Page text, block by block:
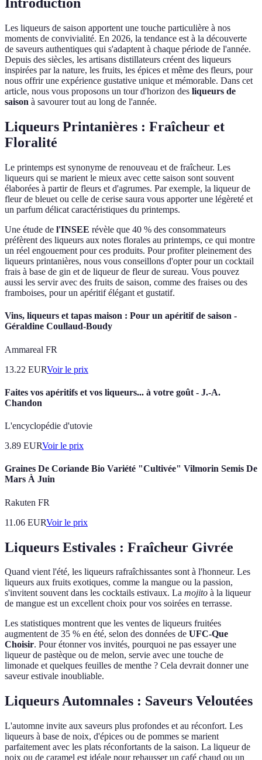
Introduction
Les liqueurs de saison apportent une touche particulière à nos
moments de convivialité. En 2026, la tendance est à la découverte
de saveurs authentiques qui s'adaptent à chaque période de l'année.
Depuis des siècles, les artisans distillateurs créent des liqueurs
inspirées par la nature, les fruits, les épices et même des fleurs, pour
nous offrir une expérience gustative unique et mémorable. Dans cet
article, nous vous proposons un tour d'horizon des liqueurs de
saison à savourer tout au long de l'année.
Liqueurs Printanières : Fraîcheur et
Floralité
Le printemps est synonyme de renouveau et de fraîcheur. Les
liqueurs qui se marient le mieux avec cette saison sont souvent
élaborées à partir de fleurs et d'agrumes. Par exemple, la liqueur de
fleur de bleuet ou celle de cerise saura vous apporter une légèreté et
un parfum délicat caractéristiques du printemps.
Une étude de l'INSEE révèle que 40 % des consommateurs
préfèrent des liqueurs aux notes florales au printemps, ce qui montre
un réel engouement pour ces produits. Pour profiter pleinement des
liqueurs printanières, nous vous conseillons d'opter pour un cocktail
frais à base de gin et de liqueur de fleur de sureau. Vous pouvez
aussi les servir avec des fruits de saison, comme des fraises ou des
framboises, pour un apéritif élégant et gustatif.
Vins, liqueurs et tapas maison : Pour un apéritif de saison -
Géraldine Coullaud-Boudy
Ammareal FR
13.22 EURVoir le prix
Faites vos apéritifs et vos liqueurs... à votre goût - J.-A.
Chandon
L'encyclopédie d'utovie
3.89 EURVoir le prix
Graines De Coriande Bio Variété "Cultivée" Vilmorin Semis De
Mars À Juin
Rakuten FR
11.06 EURVoir le prix
Liqueurs Estivales : Fraîcheur Givrée
Quand vient l'été, les liqueurs rafraîchissantes sont à l'honneur. Les
liqueurs aux fruits exotiques, comme la mangue ou la passion,
s'invitent souvent dans les cocktails estivaux. La mojito à la liqueur
de mangue est un excellent choix pour vos soirées en terrasse.
Les statistiques montrent que les ventes de liqueurs fruitées
augmentent de 35 % en été, selon des données de UFC-Que
Choisir. Pour étonner vos invités, pourquoi ne pas essayer une
liqueur de pastèque ou de melon, servie avec une touche de
limonade et quelques feuilles de menthe ? Cela devrait donner une
saveur estivale inoubliable.
Liqueurs Automnales : Saveurs Veloutées
L'automne invite aux saveurs plus profondes et au réconfort. Les
liqueurs à base de noix, d'épices ou de pommes se marient
parfaitement avec les plats réconfortants de la saison. La liqueur de
noix ou de caramel est idéale pour rehausser un café chaud ou un